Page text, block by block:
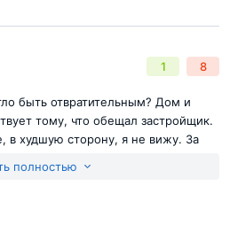
на сайте
1 8
быть отвратительным? Дом и
тому, что обещал застройщик.
в худшую сторону, я не вижу. За
полностью